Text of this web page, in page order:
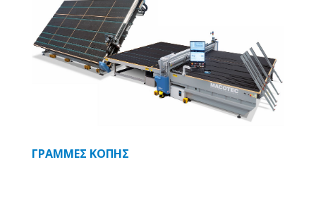
ΓΡΑΜΜΕΣ ΚΟΠΗΣ